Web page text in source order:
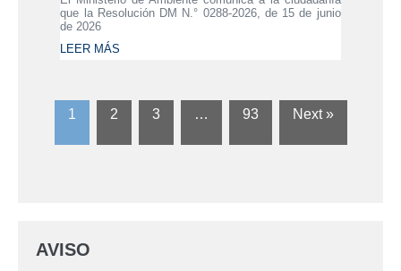
que la Resolución DM N.° 0288-2026, de 15 de junio
de 2026
LEER MÁS
1 2 3 … 93 Next »
AVISO